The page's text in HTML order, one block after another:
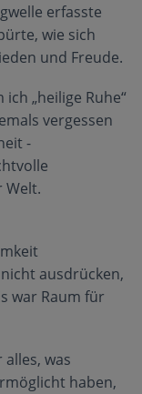
erfasste
wie sich
und Freude.
„heilige Ruhe“
vergessen
-
Welt.
ausdrücken,
war Raum für
was
haben,